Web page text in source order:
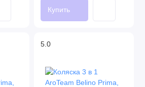
Купить
5.0